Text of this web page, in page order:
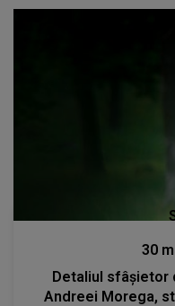
30
Detaliul sfâșietor
Andreei Morega,